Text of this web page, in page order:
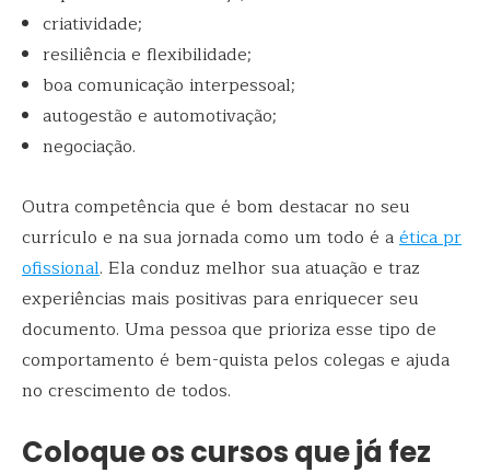
criatividade;
resiliência e flexibilidade;
boa comunicação interpessoal;
autogestão e automotivação;
negociação.
Outra competência que é bom destacar no seu
currículo e na sua jornada como um todo é aética pr
ofissional. Ela conduz melhor sua atuação e traz
experiências mais positivas para enriquecer seu
documento. Uma pessoa que prioriza esse tipo de
comportamento é bem-quista pelos colegas e ajuda
no crescimento de todos.
Coloque os cursos que já fez